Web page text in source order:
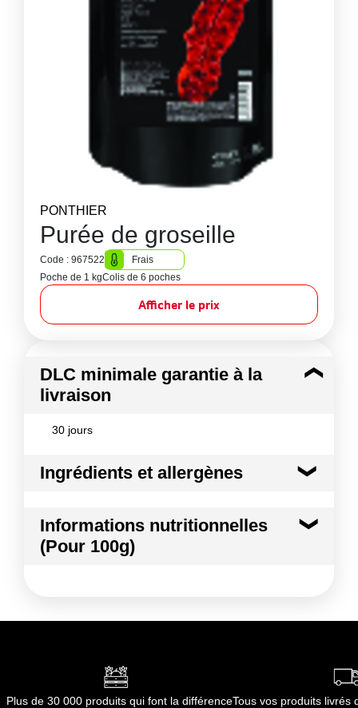
PONTHIER
Purée de groseille
Code : 967522
Frais
Poche de 1 kgColis de 6 poches
Afficher le prix
DLC minimale garantie à la
livraison
30 jours
Ingrédients et allergènes
PUREE GROSEILLE
Conformément aux informations transmises
Informations nutritionnelles
(Pour 100g)
Kilojoules 328 kj
dont Sucres 17.0 g
Plus de 30 000 produits qui font la différenceTous vos produits livrés